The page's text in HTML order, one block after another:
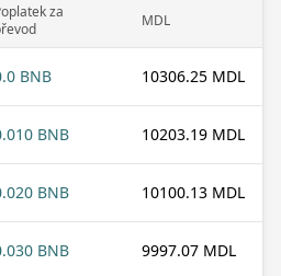
za
MDL
BNB 10306.25 MDL
BNB 10203.19 MDL
BNB 10100.13 MDL
BNB 9997.07 MDL